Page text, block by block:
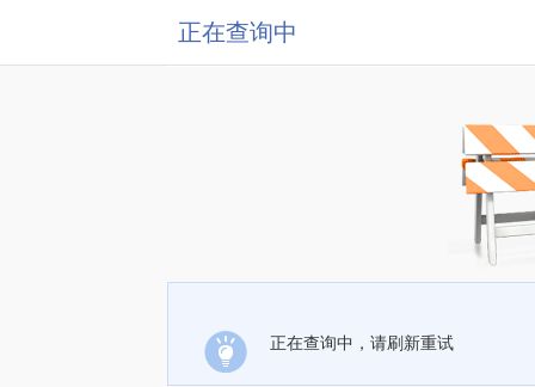
正在查询中
正在查询中，请刷新重试